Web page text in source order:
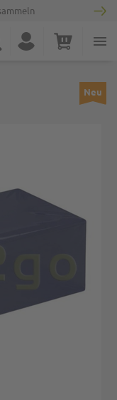
Konto Warenkorb
Neu